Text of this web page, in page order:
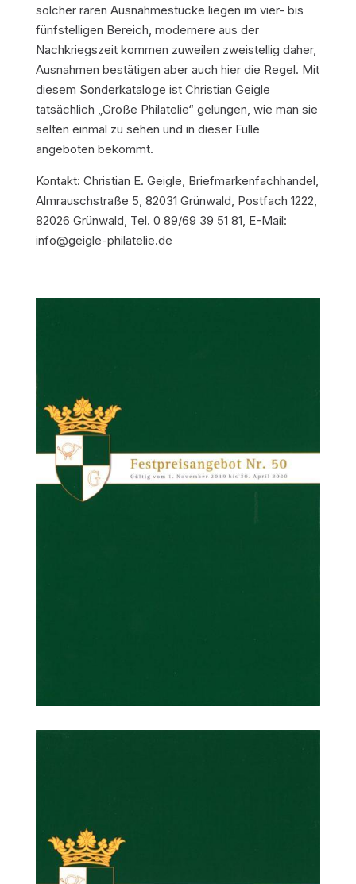
solcher raren Ausnahmestücke liegen im vier- bis
fünfstelligen Bereich, modernere aus der
Nachkriegszeit kommen zuweilen zweistellig daher,
Ausnahmen bestätigen aber auch hier die Regel. Mit
diesem Sonderkataloge ist Christian Geigle
tatsächlich „Große Philatelie“ gelungen, wie man sie
selten einmal zu sehen und in dieser Fülle
angeboten bekommt.
Kontakt: Christian E. Geigle, Briefmarkenfachhandel,
Almrauschstraße 5, 82031 Grünwald, Postfach 1222,
82026 Grünwald, Tel. 0 89/69 39 51 81, E-Mail:
info@geigle-philatelie.de